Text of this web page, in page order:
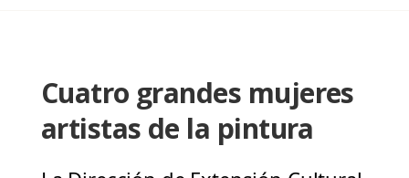
Cuatro grandes mujeres
artistas de la pintura